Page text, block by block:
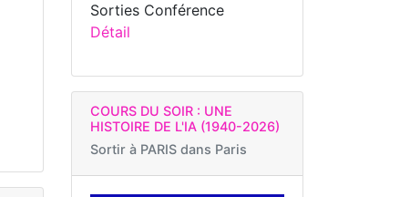
Sorties Conférence
Détail
COURS DU SOIR : UNE
HISTOIRE DE L'IA (1940-2026)
Sortir à PARIS dans Paris